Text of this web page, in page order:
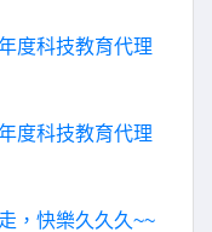
度科技教育代理
度科技教育代理
，快樂久久久~~